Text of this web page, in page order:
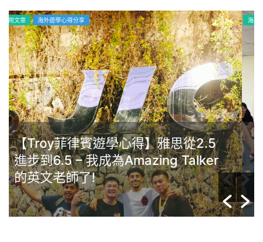
海外遊學心得分享
Gim菲律賓克拉克Anglo遊學心得：
學習動機很重要，英文沒有年齡限
制，任何年齡層的人都能夠提升自己